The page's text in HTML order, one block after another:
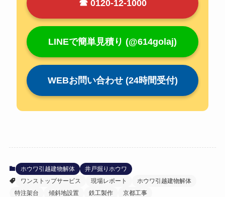
☎ 0120-12-1000
LINEで簡単見積り (@614golaj)
WEBお問い合わせ (24時間受付)
ホウワ引越建物解体
井戸掘りホウワ
ワンストップサービス
現場レポート
ホウワ引越建物解体
特注架台
傾斜地設置 鉄工製作 京都工事